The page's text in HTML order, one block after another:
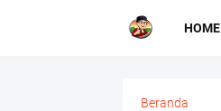
HOME
Beranda